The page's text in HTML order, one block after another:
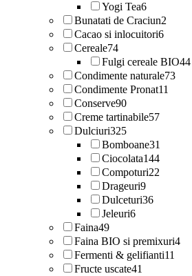
Yogi Tea6
Bunatati de Craciun2
Cacao si inlocuitori6
Cereale74
Fulgi cereale BIO44
Condimente naturale73
Condimente Pronat11
Conserve90
Creme tartinabile57
Dulciuri325
Bomboane31
Ciocolata144
Compoturi22
Drageuri9
Dulceturi36
Jeleuri6
Faina49
Faina BIO si premixuri4
Fermenti & gelifianti11
Fructe uscate41